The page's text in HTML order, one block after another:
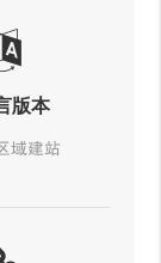
版本
域建站